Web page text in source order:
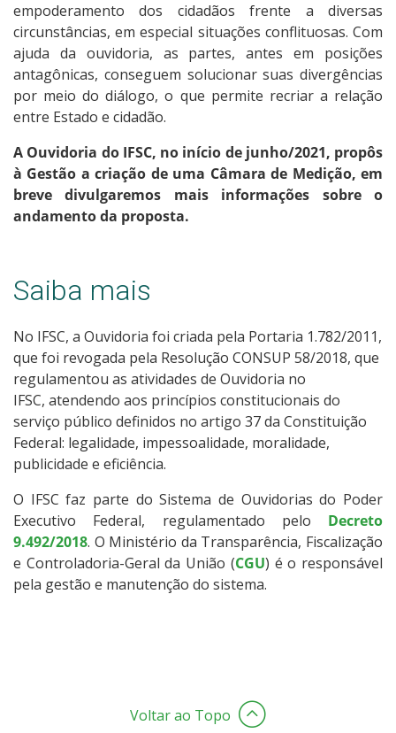
empoderamento dos cidadãos frente a diversas
circunstâncias, em especial situações conflituosas. Com
ajuda da ouvidoria, as partes, antes em posições
antagônicas, conseguem solucionar suas divergências
por meio do diálogo, o que permite recriar a relação
entre Estado e cidadão.
A Ouvidoria do IFSC, no início de junho/2021, propôs
à Gestão a criação de uma Câmara de Medição, em
breve divulgaremos mais informações sobre o
andamento da proposta.
Saiba mais
No IFSC, a Ouvidoria foi criada pela Portaria 1.782/2011,
que foi revogada pela Resolução CONSUP 58/2018, que
regulamentou as atividades de Ouvidoria no
IFSC, atendendo aos princípios constitucionais do
serviço público definidos no artigo 37 da Constituição
Federal: legalidade, impessoalidade, moralidade,
publicidade e eficiência.
O IFSC faz parte do Sistema de Ouvidorias do Poder
Executivo Federal, regulamentado pelo Decreto
9.492/2018. O Ministério da Transparência, Fiscalização
e Controladoria-Geral da União (CGU) é o responsável
pela gestão e manutenção do sistema.
Voltar ao Topo